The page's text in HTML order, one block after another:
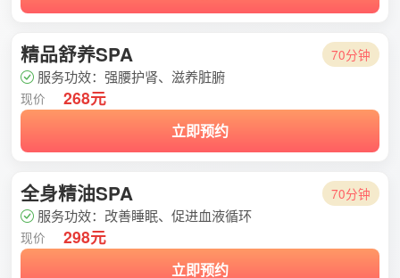
精品舒养SPA 70分钟
服务功效：强腰护肾、滋养脏腑
现价 268元
立即预约
全身精油SPA 70分钟
服务功效：改善睡眠、促进血液循环
现价 298元
立即预约